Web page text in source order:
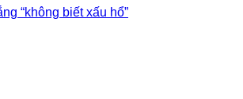
“không biết xấu hổ”